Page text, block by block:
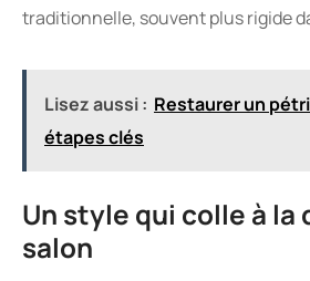
traditionnelle, souvent plus rigide
Lisez aussi : Restaurer un
étapes clés
Un style qui colle à la
salon